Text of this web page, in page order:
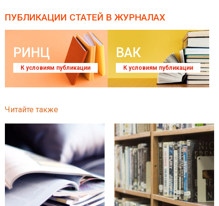
ПУБЛИКАЦИИ СТАТЕЙ В ЖУРНАЛАХ
РИНЦ
К условиям публикации
ВАК
К условиям публикации
Читайте также